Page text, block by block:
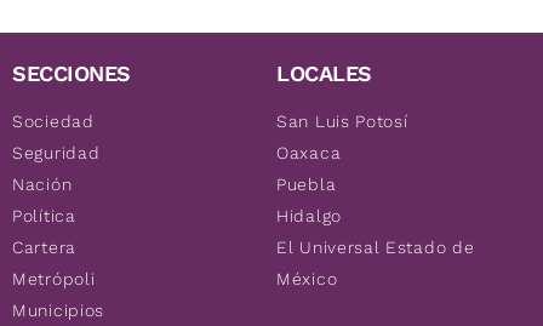
SECCIONES
Sociedad
Seguridad
Nación
Política
Cartera
Metrópoli
Municipios
LOCALES
San Luis Potosí
Oaxaca
Puebla
Hidalgo
El Universal Estado de
México